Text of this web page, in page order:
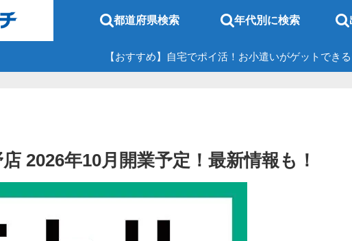
都道府県検索 年代別に検索
【おすすめ】自宅でポイ活！お小遣いがゲットでき
2026年10月開業予定！最新情報も！